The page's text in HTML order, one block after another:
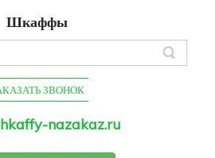
Шкаффы
ЗВОНОК
nazakaz.ru